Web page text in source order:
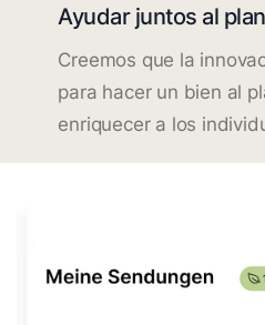
Ayudar juntos al
Creemos que la
para hacer un bien al
enriquecer a los